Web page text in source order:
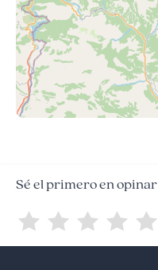
Sé el primero en opinar